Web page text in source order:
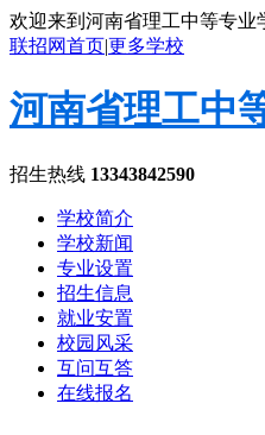
欢迎来到河南省理工中等专业
联招网首页|更多学校
河南省理工中
招生热线 13343842590
学校简介
学校新闻
专业设置
招生信息
就业安置
校园风采
互问互答
在线报名